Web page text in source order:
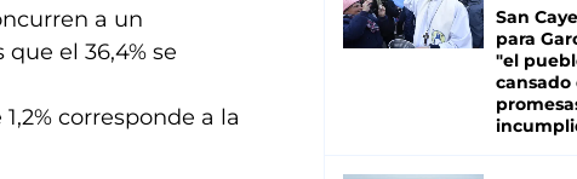
a un
el 36,4% se
corresponde a la
San
para
"el
cansado